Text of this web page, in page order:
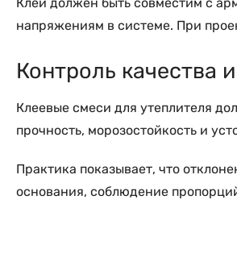
Клей должен быть совместим с
напряжениям в системе. При
Контроль качества
Клеевые смеси для утеплителя
прочность, морозостойкость и
Практика показывает, что
основания, соблюдение